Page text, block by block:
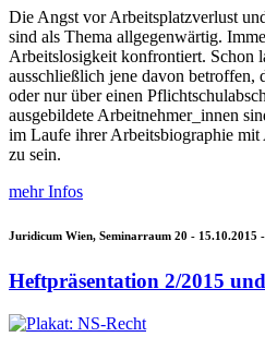
Die Angst vor Arbeitsplatzverlust
sind als Thema allgegenwärtig.
Arbeitslosigkeit konfrontiert. Schon
ausschließlich jene davon betroffen,
oder nur über einen
ausgebildete Arbeitnehmer_innen
im Laufe ihrer Arbeitsbiographie
zu sein.
mehr Infos
Juridicum Wien, Seminarraum 20 - 15.10.2015
Heftpräsentation 2/2015